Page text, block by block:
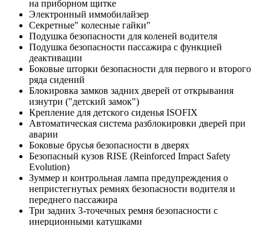
на приборном щитке
Электронный иммобилайзер
Секретные" колесные гайки"
Подушка безопасности для коленей водителя
Подушка безопасности пассажира с функцией
деактивации
Боковые шторки безопасности для первого и второго
ряда сидений
Блокировка замков задних дверей от открывания
изнутри ("детский замок")
Крепление для детского сиденья ISOFIX
Автоматическая система разблокировки дверей при
аварии
Боковые брусья безопасности в дверях
Безопасный кузов RISE (Reinforced Impact Safety
Evolution)
Зуммер и контрольная лампа предупреждения о
непристегнутых ремнях безопасности водителя и
переднего пассажира
Три задних 3-точечных ремня безопасности с
инерционными катушками